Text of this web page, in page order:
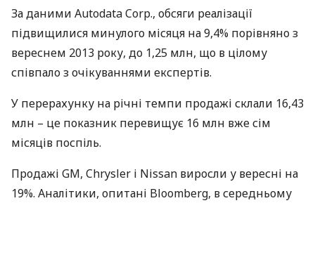
За даними Autodata Corp., обсяги реалізації
підвищилися минулого місяця на 9,4% порівняно з
вереснем 2013 року, до 1,25 млн, що в цілому
співпало з очікуваннями експертів.
У перерахунку на річні темпи продажі склали 16,43
млн – це показник перевищує 16 млн вже сім
місяців поспіль.
Продажі GM, Chrysler і Nissan виросли у вересні на
19%. Аналітики, опитані Bloomberg, в середньому